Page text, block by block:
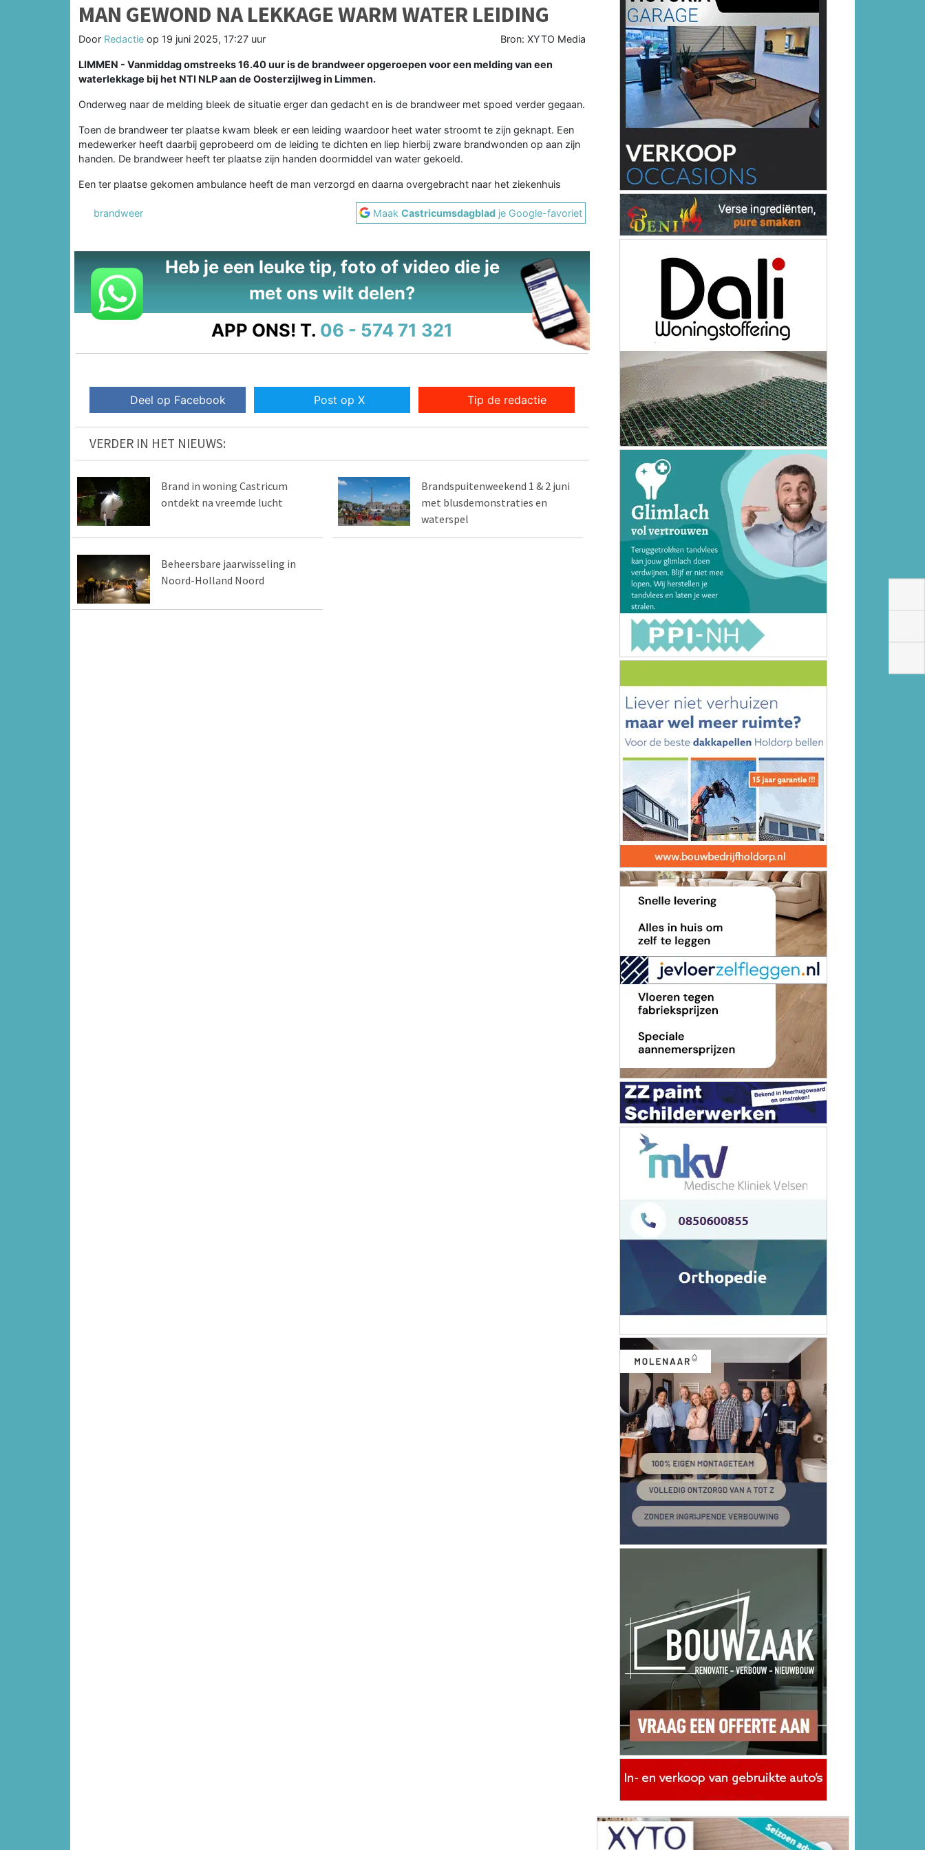
MAN GEWOND NA LEKKAGE WARM WATER LEIDING
Door Redactie op 19 juni 2025, 17:27 uur Bron: XYTO Media
LIMMEN - Vanmiddag omstreeks 16.40 uur is de brandweer opgeroepen voor een melding van een
waterlekkage bij het NTI NLP aan de Oosterzijlweg in Limmen.
Onderweg naar de melding bleek de situatie erger dan gedacht en is de brandweer met spoed verder gegaan.
Toen de brandweer ter plaatse kwam bleek er een leiding waardoor heet water stroomt te zijn geknapt. Een
medewerker heeft daarbij geprobeerd om de leiding te dichten en liep hierbij zware brandwonden op aan zijn
handen. De brandweer heeft ter plaatse zijn handen doormiddel van water gekoeld.
Een ter plaatse gekomen ambulance heeft de man verzorgd en daarna overgebracht naar het ziekenhuis
brandweer MaakCastricumsdagblad je Google-favoriet
Heb je een leuke tip, foto of video die je
met ons wilt delen?
APP ONS! T. 06 - 574 71 321
Deel op Facebook Post op X Tip de redactie
VERDER IN HET NIEUWS:
Brand in woning Castricum
ontdekt na vreemde lucht
Brandspuitenweekend 1 & 2 juni
met blusdemonstraties en
waterspel
Beheersbare jaarwisseling in
Noord-Holland Noord